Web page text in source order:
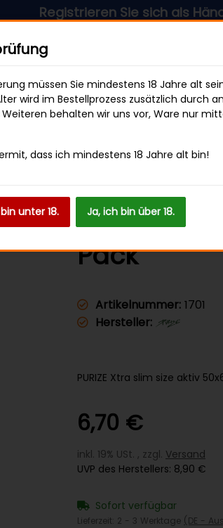
Registrieren Sie sich als Händler
SNACKS
PURIZE
Pack
Artikelnummer: 1701
Hersteller:
PURIZE Xtra slim size aktiv
6,70 €
inkl. 19% USt. , zzgl. Versand
UVP des Herstellers: 8,90 €
Sofort verfügbar
Lieferzeit: 2 - 3 Werktage (DE -
müssen Sie mindestens 18 Jahre alt
wird im Bestellprozess zusätzlich durch
behalten wir uns vor, Ware nur
dass ich mindestens 18 Jahre alt bin!
unter 18. Ja, ich bin über 18.